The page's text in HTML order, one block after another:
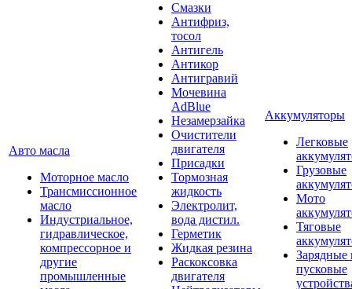
Авто масла
Моторное масло
Трансмиссионное
масло
Индустриальное,
гидравлическое,
компрессорное и
другие
промышленные
Смазки
Антифриз,
тосол
Антигель
Антикор
Антигравий
Мочевина
AdBlue
Незамерзайка
Очистители
двигателя
Присадки
Тормозная
жидкость
Электролит,
вода дистил.
Герметик
Жидкая резина
Раскоксовка
двигателя
Аккумуляторы
Легковые
Грузовые
Мото
Тяговые
Зарядные
пусковые